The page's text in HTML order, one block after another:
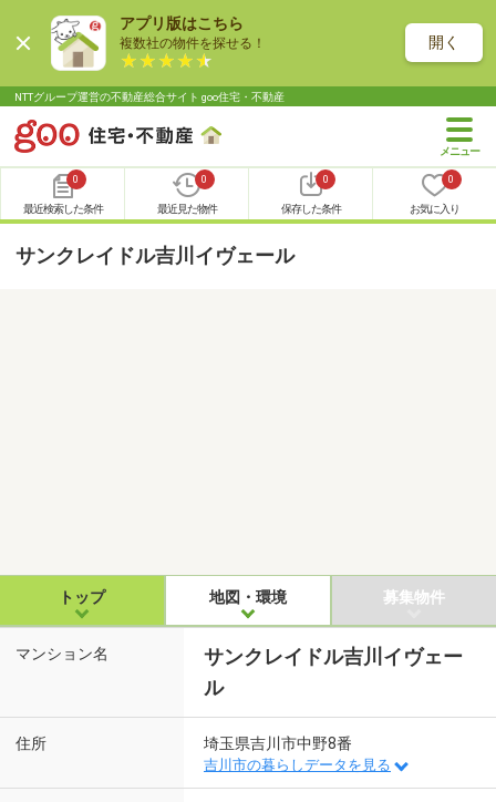
アプリ版はこちら
複数社の物件を探せる！ 開く
NTTグループ運営の不動産総合サイト goo住宅・不動産
0
最近検索した条件
0
最近見た物件
0
保存した条件
0
お気に入り
サンクレイドル吉川イヴェール
トップ 地図・環境 募集物件
マンション名
サンクレイドル吉川イヴェー
ル
住所 埼玉県吉川市中野8番
吉川市の暮らしデータを見る